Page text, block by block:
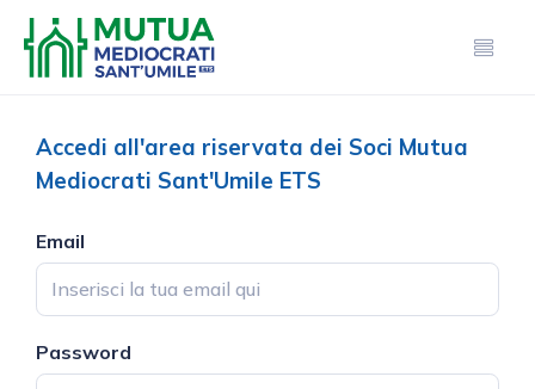
Accedi all'area riservata dei Soci Mutua
Mediocrati Sant'Umile ETS
Email
Password